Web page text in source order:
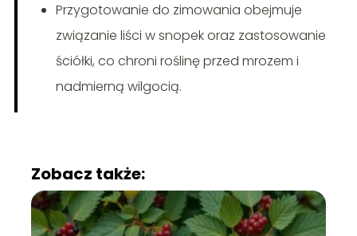
Przygotowanie do zimowania obejmuje
związanie liści w snopek oraz zastosowanie
ściółki, co chroni roślinę przed mrozem i
nadmierną wilgocią.
Zobacz także: